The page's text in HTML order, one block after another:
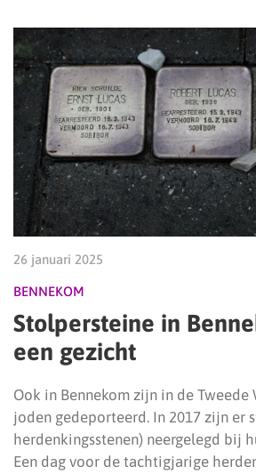
26 januari 2025
BENNEKOM
Stolpersteine in
een gezicht
Ook in Bennekom zijn in de
joden gedeporteerd. In 2017 zijn er
herdenkingsstenen) neergelegd bij
Een dag voor de tachtigjarige